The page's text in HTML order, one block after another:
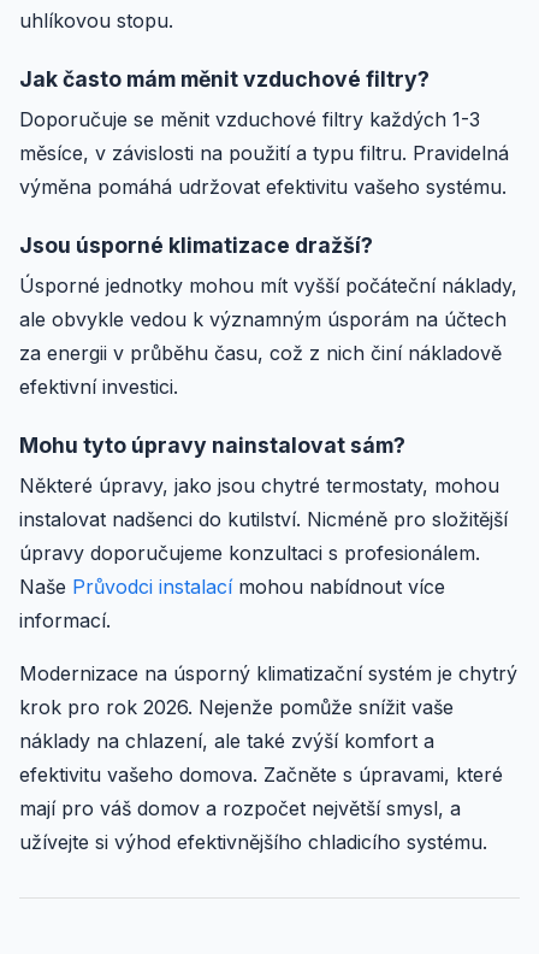
uhlíkovou stopu.
Jak často mám měnit vzduchové filtry?
Doporučuje se měnit vzduchové filtry každých 1-3
měsíce, v závislosti na použití a typu filtru. Pravidelná
výměna pomáhá udržovat efektivitu vašeho systému.
Jsou úsporné klimatizace dražší?
Úsporné jednotky mohou mít vyšší počáteční náklady,
ale obvykle vedou k významným úsporám na účtech
za energii v průběhu času, což z nich činí nákladově
efektivní investici.
Mohu tyto úpravy nainstalovat sám?
Některé úpravy, jako jsou chytré termostaty, mohou
instalovat nadšenci do kutilství. Nicméně pro složitější
úpravy doporučujeme konzultaci s profesionálem.
Naše Průvodci instalacímohou nabídnout více
informací.
Modernizace na úsporný klimatizační systém je chytrý
krok pro rok 2026. Nejenže pomůže snížit vaše
náklady na chlazení, ale také zvýší komfort a
efektivitu vašeho domova. Začněte s úpravami, které
mají pro váš domov a rozpočet největší smysl, a
užívejte si výhod efektivnějšího chladicího systému.